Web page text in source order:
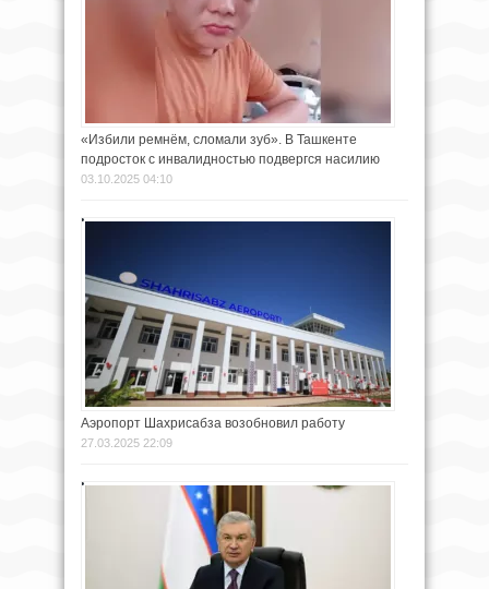
«Избили ремнём, сломали зуб». В Ташкенте
подросток с инвалидностью подвергся насилию
03.10.2025 04:10
Аэропорт Шахрисабза возобновил работу
27.03.2025 22:09